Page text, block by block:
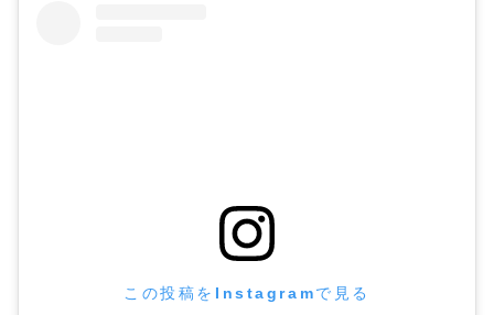
この投稿をInstagramで見る